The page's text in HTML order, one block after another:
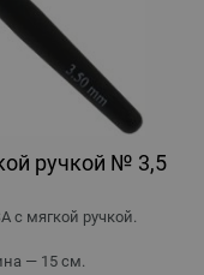
ручкой № 3,5
с мягкой ручкой.
— 15 см.